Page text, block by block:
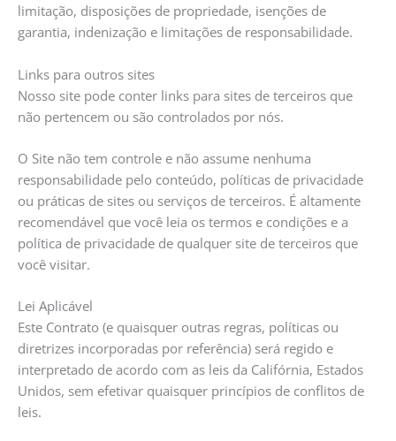
limitação, disposições de propriedade, isenções de
garantia, indenização e limitações de responsabilidade.
Links para outros sites
Nosso site pode conter links para sites de terceiros que
não pertencem ou são controlados por nós.
O Site não tem controle e não assume nenhuma
responsabilidade pelo conteúdo, políticas de privacidade
ou práticas de sites ou serviços de terceiros. É altamente
recomendável que você leia os termos e condições e a
política de privacidade de qualquer site de terceiros que
você visitar.
Lei Aplicável
Este Contrato (e quaisquer outras regras, políticas ou
diretrizes incorporadas por referência) será regido e
interpretado de acordo com as leis da Califórnia, Estados
Unidos, sem efetivar quaisquer princípios de conflitos de
leis.